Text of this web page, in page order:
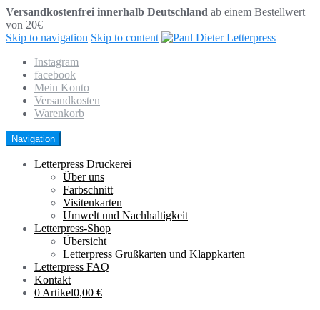
Versandkostenfrei innerhalb Deutschland ab einem Bestellwert
von 20€
Skip to navigation Skip to content
Instagram
facebook
Mein Konto
Versandkosten
Warenkorb
Navigation
Letterpress Druckerei
Über uns
Farbschnitt
Visitenkarten
Umwelt und Nachhaltigkeit
Letterpress-Shop
Übersicht
Letterpress Grußkarten und Klappkarten
Letterpress FAQ
Kontakt
0 Artikel0,00 €